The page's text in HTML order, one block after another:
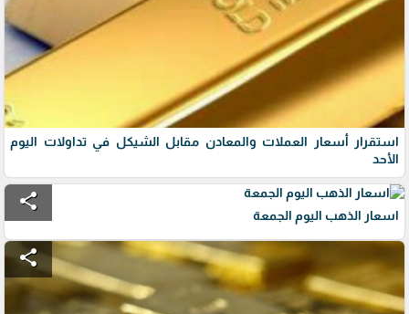
استقرار أسعار العملات والمعادن مقابل الشيكل في تداولات اليوم
الأحد
share
اسعار الذهب اليوم الجمعة
share